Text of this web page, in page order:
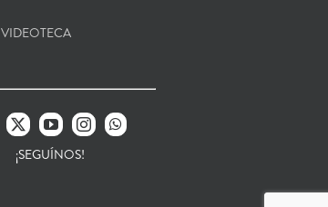
VIDEOTECA
¡SEGUÍNOS!